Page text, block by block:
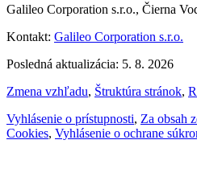
Galileo Corporation s.r.o., Čierna
Kontakt: Galileo Corporation s.r.o.
Posledná aktualizácia: 5. 8. 2026
Zmena vzhľadu, Štruktúra stránok,
Vyhlásenie o prístupnosti, Za obsah
Cookies, Vyhlásenie o ochrane